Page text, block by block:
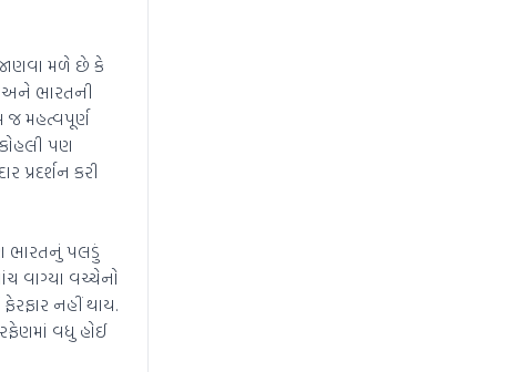
મળે છે કે
અને ભારતની
મહત્વપૂર્ણ
પણ
કરી
ભારતનું પલડું
વાગ્યા વચ્ચેનો
નહીં થાય.
વધુ હોઈ